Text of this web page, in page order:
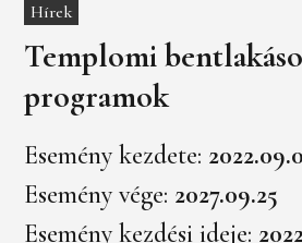
Hírek
Templomi
programok
Esemény kezdete:
Esemény vége: 2027.09.25
Esemény kezdési ideje: